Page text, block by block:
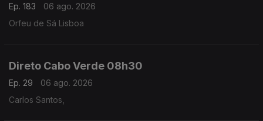
Ep. 183
06 ago. 2026
Orfeu de Sá Lisboa
Direto Cabo Verde 08h30
Ep. 29
06 ago. 2026
Carlos Santos,